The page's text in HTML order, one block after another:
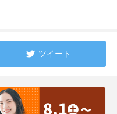
ツイート